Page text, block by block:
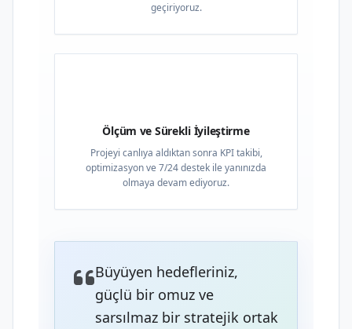
geçiriyoruz.
Ölçüm ve Sürekli İyileştirme
Projeyi canlıya aldıktan sonra KPI takibi,
optimizasyon ve 7/24 destek ile yanınızda
olmaya devam ediyoruz.
Büyüyen hedefleriniz,
güçlü bir omuz ve
sarsılmaz bir stratejik ortak